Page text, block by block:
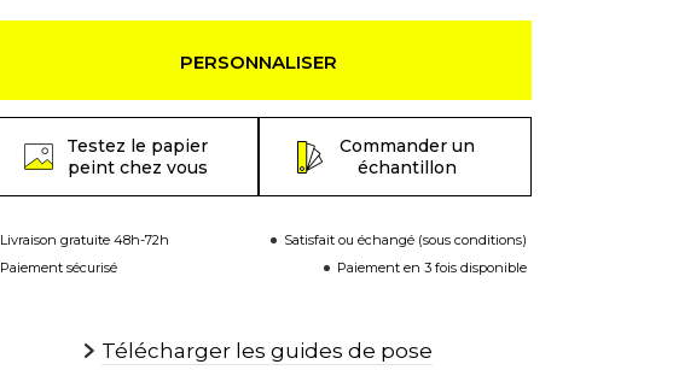
PERSONNALISER
Testez le papier
peint chez vous
Commander un
échantillon
Livraison gratuite 48h-72h
Satisfait ou échangé (sous conditions)
Paiement sécurisé
Paiement en 3 fois disponible
Télécharger les guides de pose